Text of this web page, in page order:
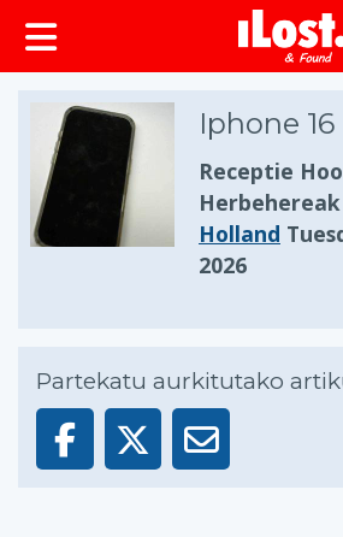
Iphone 16
Receptie
Herbehereak
Holland
2026
Partekatu aurkitutako